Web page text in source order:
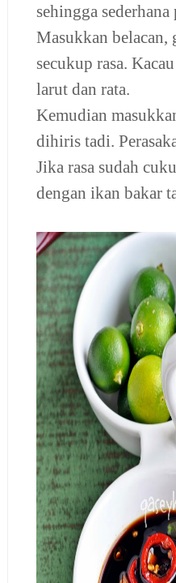
sehingga sederhana
Masukkan belacan,
secukup rasa.
larut dan rata.
Kemudian
dihiris tadi.
Jika rasa sudah
dengan ikan bakar